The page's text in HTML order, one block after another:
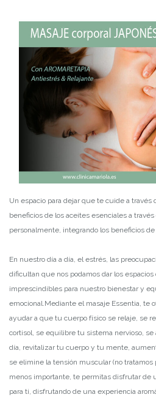
Un espacio para dejar que te cuide a través
beneficios de los aceites esenciales a
personalmente, integrando los beneficios
En nuestro día a día, el estrés, las
dificultan que nos podamos dar los
imprescindibles para nuestro bienestar y
emocional.Mediante el masaje Essentia, te
ayudar a que tu cuerpo físico se relaje, se
cortisol, se equilibre tu sistema nervioso,
día, revitalizar tu cuerpo y tu mente,
se elimine la tensión muscular (no tratamos
menos importante, te permitas disfrutar de
para ti, disfrutando de una experiencia